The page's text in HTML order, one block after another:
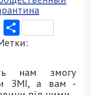
Email
нам змогу
ЗМІ, а вам -